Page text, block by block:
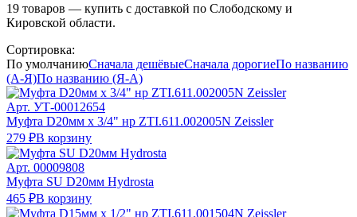
19 товаров — купить с доставкой по Слободскому и
Кировской области.
Сортировка:
По умолчаниюСначала дешёвыеСначала дорогиеПо названию
(А-Я)По названию (Я-А)
Арт. УТ-00012654
Муфта D20мм х 3/4" нр ZTI.611.002005N Zeissler
279 ₽В корзину
Арт. 00009808
Муфта SU D20мм Hydrosta
465 ₽В корзину